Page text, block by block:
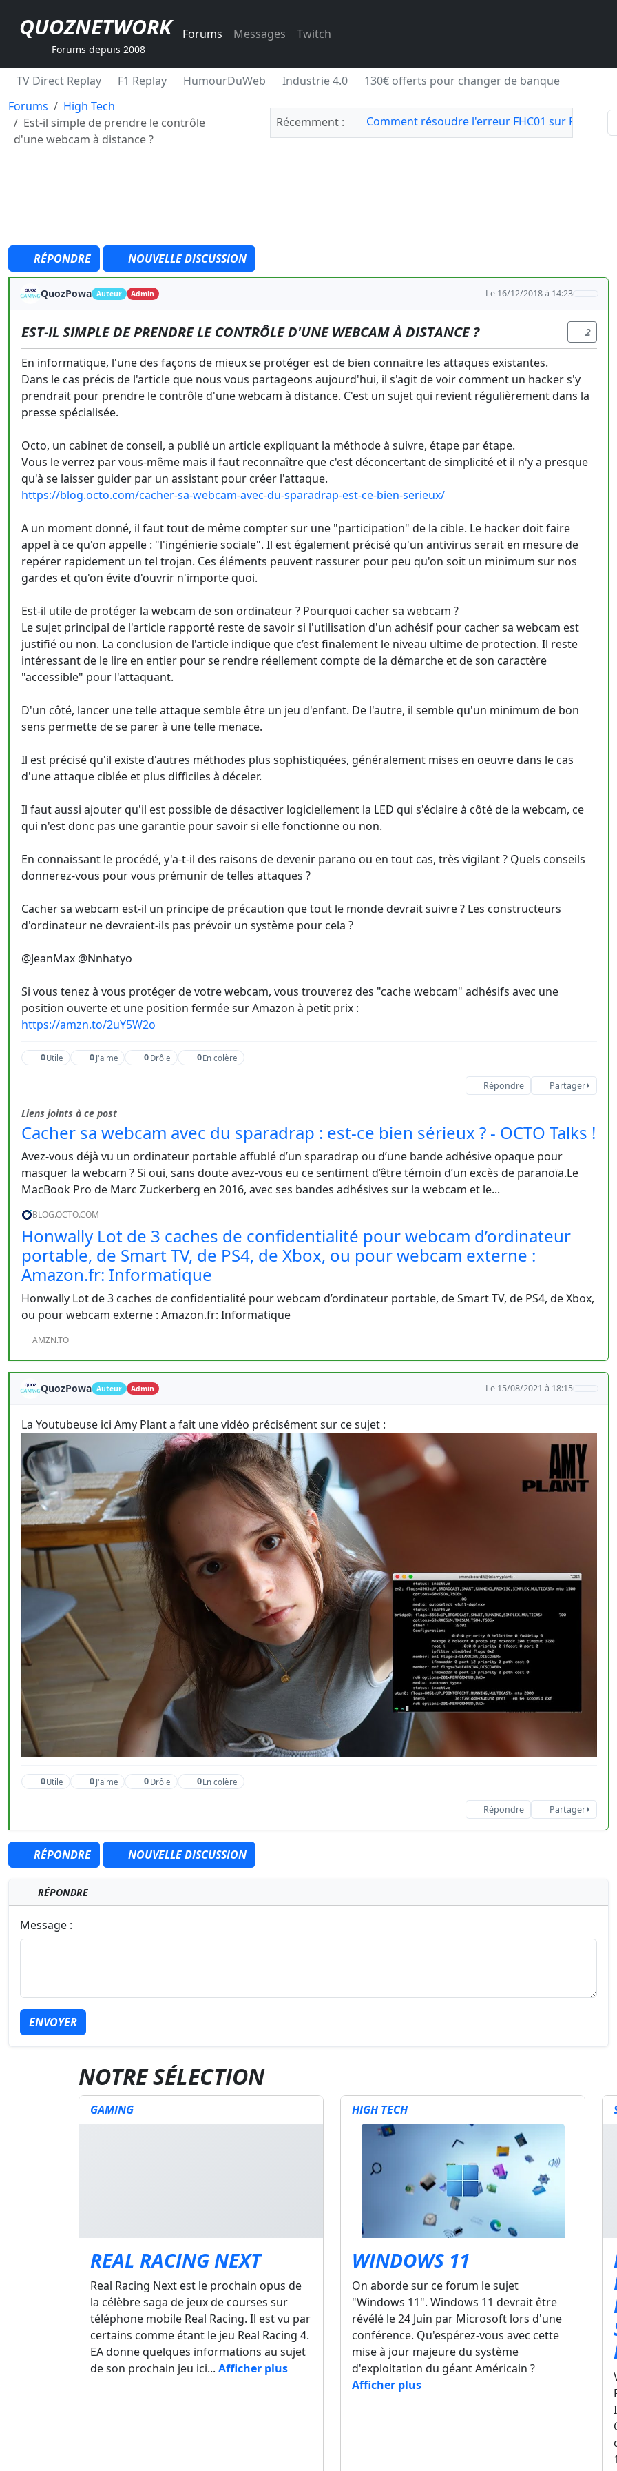
QUOZNETWORK
Forums depuis 2008
Forums Messages Twitch
TV Direct Replay F1 Replay HumourDuWeb Industrie 4.0
130€ offerts pour changer de banque
Forums
High Tech
Est-il simple de prendre le contrôle
d'une webcam à distance ?
Récemment : Comment résoudre l'erreur FHC01 sur Forza
RÉPONDRE NOUVELLE DISCUSSION
QuozPowa Auteur Admin Le 16/12/2018 à 14:23
EST-IL SIMPLE DE PRENDRE LE CONTRÔLE D'UNE WEBCAM À DISTANCE ? 2
En informatique, l'une des façons de mieux se protéger est de bien connaitre les attaques existantes.
Dans le cas précis de l'article que nous vous partageons aujourd'hui, il s'agit de voir comment un hacker s'y
prendrait pour prendre le contrôle d'une webcam à distance. C'est un sujet qui revient régulièrement dans la
presse spécialisée.
Octo, un cabinet de conseil, a publié un article expliquant la méthode à suivre, étape par étape.
Vous le verrez par vous-même mais il faut reconnaître que c'est déconcertant de simplicité et il n'y a presque
qu'à se laisser guider par un assistant pour créer l'attaque.
https://blog.octo.com/cacher-sa-webcam-avec-du-sparadrap-est-ce-bien-serieux/
A un moment donné, il faut tout de même compter sur une "participation" de la cible. Le hacker doit faire
appel à ce qu'on appelle : "l'ingénierie sociale". Il est également précisé qu'un antivirus serait en mesure de
repérer rapidement un tel trojan. Ces éléments peuvent rassurer pour peu qu'on soit un minimum sur nos
gardes et qu'on évite d'ouvrir n'importe quoi.
Est-il utile de protéger la webcam de son ordinateur ? Pourquoi cacher sa webcam ?
Le sujet principal de l'article rapporté reste de savoir si l'utilisation d'un adhésif pour cacher sa webcam est
justifié ou non. La conclusion de l'article indique que c’est finalement le niveau ultime de protection. Il reste
intéressant de le lire en entier pour se rendre réellement compte de la démarche et de son caractère
"accessible" pour l'attaquant.
D'un côté, lancer une telle attaque semble être un jeu d'enfant. De l'autre, il semble qu'un minimum de bon
sens permette de se parer à une telle menace.
Il est précisé qu'il existe d'autres méthodes plus sophistiquées, généralement mises en oeuvre dans le cas
d'une attaque ciblée et plus difficiles à déceler.
Il faut aussi ajouter qu'il est possible de désactiver logiciellement la LED qui s'éclaire à côté de la webcam, ce
qui n'est donc pas une garantie pour savoir si elle fonctionne ou non.
En connaissant le procédé, y'a-t-il des raisons de devenir parano ou en tout cas, très vigilant ? Quels conseils
donnerez-vous pour vous prémunir de telles attaques ?
Cacher sa webcam est-il un principe de précaution que tout le monde devrait suivre ? Les constructeurs
d'ordinateur ne devraient-ils pas prévoir un système pour cela ?
@JeanMax @Nnhatyo
Si vous tenez à vous protéger de votre webcam, vous trouverez des "cache webcam" adhésifs avec une
position ouverte et une position fermée sur Amazon à petit prix :
https://amzn.to/2uY5W2o
0Utile 0 J'aime 0 Drôle 0En colère
Répondre Partager
Liens joints à ce post
Cacher sa webcam avec du sparadrap : est-ce bien sérieux ? - OCTO Talks !
Avez-vous déjà vu un ordinateur portable affublé d’un sparadrap ou d’une bande adhésive opaque pour
masquer la webcam ? Si oui, sans doute avez-vous eu ce sentiment d’être témoin d’un excès de paranoïa.Le
MacBook Pro de Marc Zuckerberg en 2016, avec ses bandes adhésives sur la webcam et le...
BLOG.OCTO.COM
Honwally Lot de 3 caches de confidentialité pour webcam d’ordinateur
portable, de Smart TV, de PS4, de Xbox, ou pour webcam externe :
Amazon.fr: Informatique
Honwally Lot de 3 caches de confidentialité pour webcam d’ordinateur portable, de Smart TV, de PS4, de Xbox,
ou pour webcam externe : Amazon.fr: Informatique
AMZN.TO
QuozPowa Auteur Admin Le 15/08/2021 à 18:15
La Youtubeuse ici Amy Plant a fait une vidéo précisément sur ce sujet :
0Utile 0 J'aime 0 Drôle 0En colère
Répondre Partager
RÉPONDRE NOUVELLE DISCUSSION
RÉPONDRE
Message :
ENVOYER
NOTRE SÉLECTION
GAMING
REAL RACING NEXT
Real Racing Next est le prochain opus de
la célèbre saga de jeux de courses sur
téléphone mobile Real Racing. Il est vu par
certains comme étant le jeu Real Racing 4.
EA donne quelques informations au sujet
de son prochain jeu ici... Afficher plus
HIGH TECH
WINDOWS 11
On aborde sur ce forum le sujet
"Windows 11". Windows 11 devrait être
révélé le 24 Juin par Microsoft lors d'une
conférence. Qu'espérez-vous avec cette
mise à jour majeure du système
d'exploitation du géant Américain ?
Afficher plus